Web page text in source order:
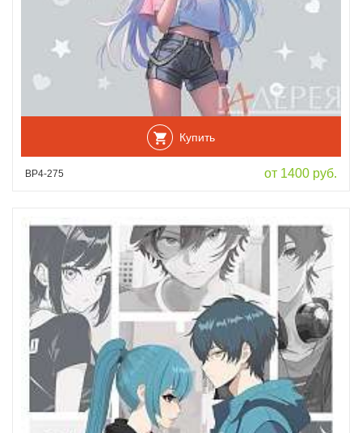
Купить
ВР4-275 от 1400 руб.